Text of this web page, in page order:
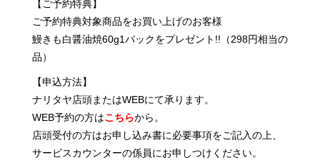
【ご予約特典】
ご予約特典対象商品をお買い上げのお客様
鰻きも白醤油焼60g1パックをプレゼント!!（298円相当の
品）
【申込方法】
ナリタヤ店頭またはWEBにて承ります。
WEB予約の方はこちらから。
店頭受付の方はお申し込み書に必要事項をご記入の上、
サービスカウンターの係員にお申しつけください。